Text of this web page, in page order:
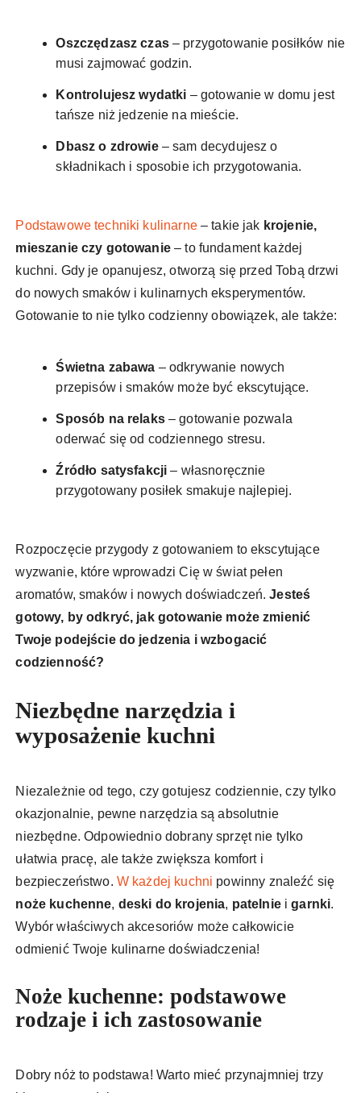
Oszczędzasz czas– przygotowanie posiłków nie
musi zajmować godzin.
Kontrolujesz wydatki – gotowanie w domu jest
tańsze niż jedzenie na mieście.
Dbasz o zdrowie– sam decydujesz o
składnikach i sposobie ich przygotowania.
Podstawowe techniki kulinarne– takie jak krojenie,
mieszanie czy gotowanie– to fundament każdej
kuchni. Gdy je opanujesz, otworzą się przed Tobą drzwi
do nowych smaków i kulinarnych eksperymentów.
Gotowanie to nie tylko codzienny obowiązek, ale także:
Świetna zabawa – odkrywanie nowych
przepisów i smaków może być ekscytujące.
Sposób na relaks– gotowanie pozwala
oderwać się od codziennego stresu.
Źródło satysfakcji – własnoręcznie
przygotowany posiłek smakuje najlepiej.
Rozpoczęcie przygody z gotowaniem to ekscytujące
wyzwanie, które wprowadzi Cię w świat pełen
aromatów, smaków i nowych doświadczeń.Jesteś
gotowy, by odkryć, jak gotowanie może zmienić
Twoje podejście do jedzenia i wzbogacić
codzienność?
Niezbędne narzędzia i
wyposażenie kuchni
Niezależnie od tego, czy gotujesz codziennie, czy tylko
okazjonalnie, pewne narzędzia są absolutnie
niezbędne. Odpowiednio dobrany sprzęt nie tylko
ułatwia pracę, ale także zwiększa komfort i
bezpieczeństwo. W każdej kuchni powinny znaleźć się
noże kuchenne, deski do krojenia, patelnieigarnki.
Wybór właściwych akcesoriów może całkowicie
odmienić Twoje kulinarne doświadczenia!
Noże kuchenne: podstawowe
rodzaje i ich zastosowanie
Dobry nóż to podstawa! Warto mieć przynajmniej trzy